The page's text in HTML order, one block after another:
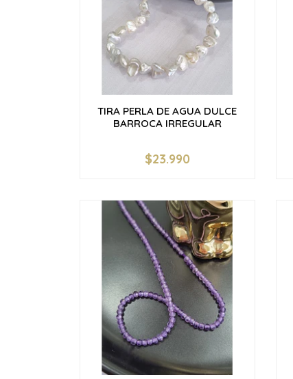
TIRA PERLA DE AGUA DULCE
BARROCA IRREGULAR
+
$23.990